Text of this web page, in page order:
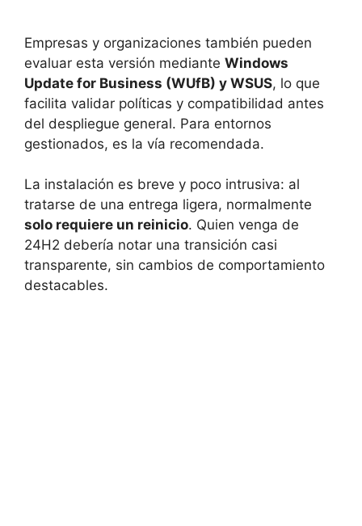
Empresas y organizaciones también pueden
evaluar esta versión mediante Windows
Update for Business (WUfB) y WSUS, lo que
facilita validar políticas y compatibilidad antes
del despliegue general. Para entornos
gestionados, es la vía recomendada.
La instalación es breve y poco intrusiva: al
tratarse de una entrega ligera, normalmente
solo requiere un reinicio. Quien venga de
24H2 debería notar una transición casi
transparente, sin cambios de comportamiento
destacables.